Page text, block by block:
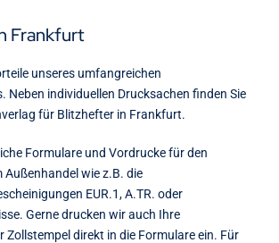
Frankfurt
unseres umfangreichen
Neben individuellen Drucksachen finden Sie
für Blitzhefter in Frankfurt.
Formulare und Vordrucke für den
Außenhandel wie z.B. die
EUR.1, A.TR. oder
Gerne drucken wir auch Ihre
Zollstempel direkt in die Formulare ein. Für